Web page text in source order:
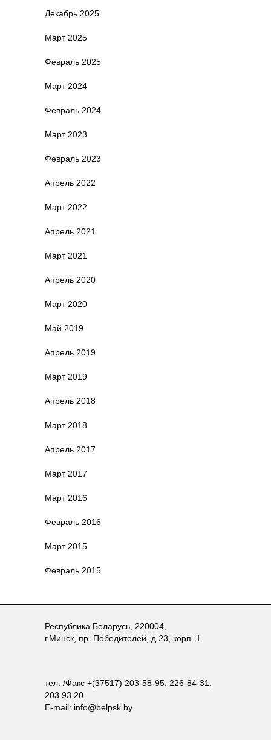
Декабрь 2025
Март 2025
Февраль 2025
Март 2024
Февраль 2024
Март 2023
Февраль 2023
Апрель 2022
Март 2022
Апрель 2021
Март 2021
Апрель 2020
Март 2020
Май 2019
Апрель 2019
Март 2019
Апрель 2018
Март 2018
Апрель 2017
Март 2017
Март 2016
Февраль 2016
Март 2015
Февраль 2015
Республика Беларусь, 220004,
г.Минск, пр. Победителей, д.23, корп. 1
тел. /Факс +(37517) 203-58-95; 226-84-31;
203 93 20
E-mail: info@belpsk.by